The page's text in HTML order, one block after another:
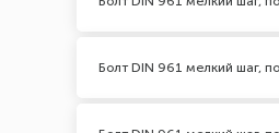
Болт DIN 961 мелкий шаг,